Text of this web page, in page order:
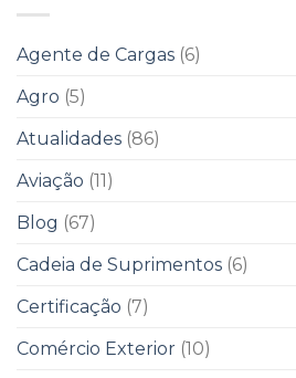
Agente de Cargas (6)
Agro (5)
Atualidades (86)
Aviação (11)
Blog (67)
Cadeia de Suprimentos (6)
Certificação (7)
Comércio Exterior (10)